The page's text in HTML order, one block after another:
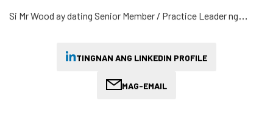
Si Mr Wood ay dating Senior Member / Practice Leader ng
International Association of Refugee and Migration Judges.
Nauna rito, nagsanay siya bilang isang abogado sa Clayton Utz
TINGNAN ANG LINKEDIN PROFILE
MAG-EMAIL